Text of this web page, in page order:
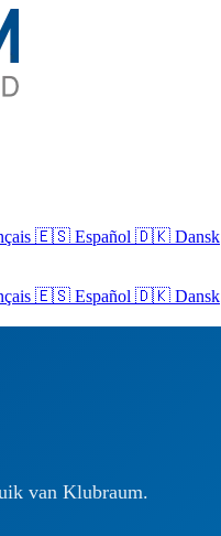
🇪🇸 Español 🇩🇰 Dansk
🇪🇸 Español 🇩🇰 Dansk
van Klubraum.